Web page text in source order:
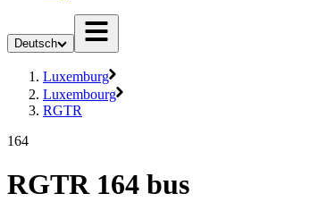
Deutsch
Luxemburg
Luxembourg
RGTR
164
RGTR 164 bus